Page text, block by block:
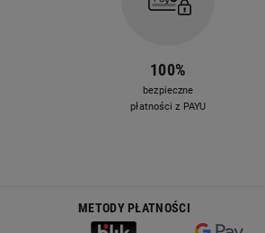
100%
bezpieczne
płatności z PAYU
METODY PŁATNOŚCI